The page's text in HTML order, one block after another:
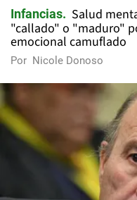
Infancias
Salud
"callado" o "maduro"
emocional camuflado
Por Nicole Donoso